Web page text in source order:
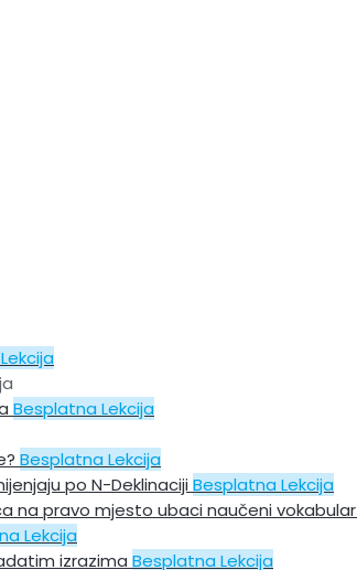
Besplatna Lekcija
Besplatna Lekcija
po N-DeklinacijiBesplatna Lekcija
na pravo mjesto ubaci naučeni vokabular
Lekcija
izrazima Besplatna Lekcija